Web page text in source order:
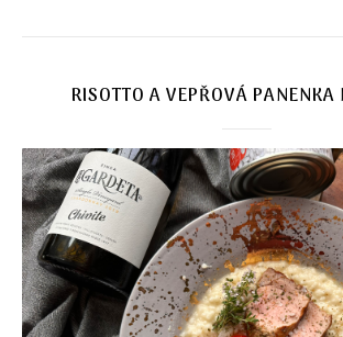
RISOTTO A VEPŘOVÁ PANENKA